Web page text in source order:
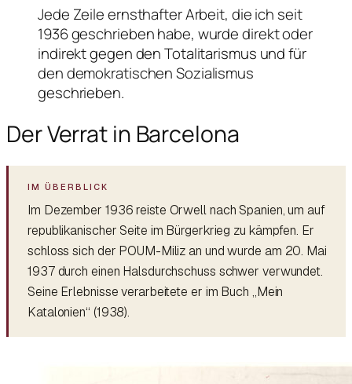
Jede Zeile ernsthafter Arbeit, die ich seit
1936 geschrieben habe, wurde direkt oder
indirekt gegen den Totalitarismus und für
den demokratischen Sozialismus
geschrieben.
Der Verrat in Barcelona
Im Dezember 1936 reiste Orwell nach Spanien, um auf
republikanischer Seite im Bürgerkrieg zu kämpfen. Er
schloss sich der POUM-Miliz an und wurde am 20. Mai
1937 durch einen Halsdurchschuss schwer verwundet.
Seine Erlebnisse verarbeitete er im Buch „Mein
Katalonien“ (1938).